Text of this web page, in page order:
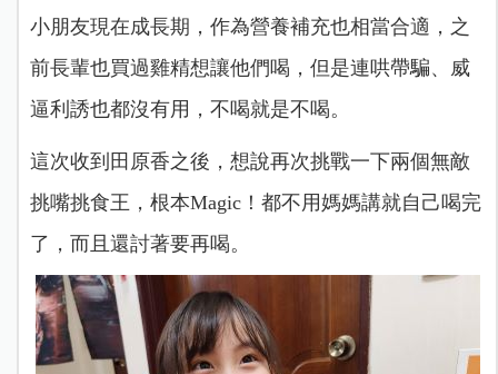
小朋友現在成長期，作為營養補充也相當合適，之
前長輩也買過雞精想讓他們喝，但是連哄帶騙、威
逼利誘也都沒有用，不喝就是不喝。
這次收到田原香之後，想說再次挑戰一下兩個無敵
挑嘴挑食王，根本Magic！都不用媽媽講就自己喝完
了，而且還討著要再喝。